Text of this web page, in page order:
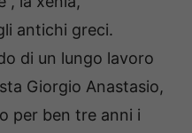
antichi greci.
di un lungo lavoro
Giorgio Anastasio,
per ben tre anni i